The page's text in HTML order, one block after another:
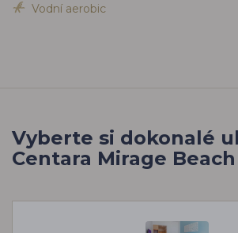
Vodní aerobic
Vyberte si dokonalé
Centara Mirage